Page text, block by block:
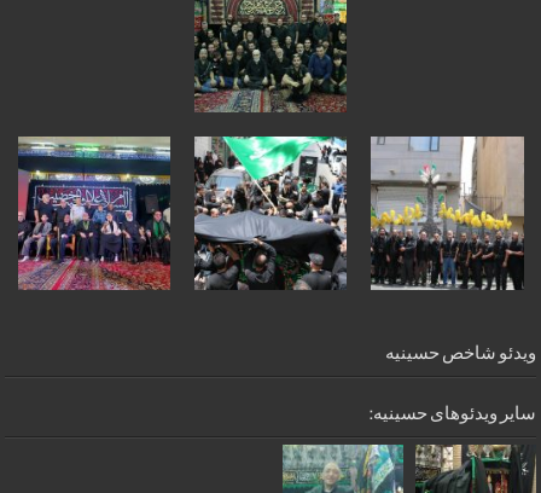
ویدئو شاخص حسینیه
سایر ویدئوهای حسینیه: